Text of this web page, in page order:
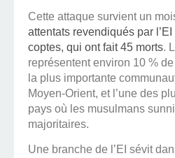
Cette attaque survient un
attentats revendiqués par
coptes, qui ont fait 45 morts.
représentent environ 10 %
la plus importante
Moyen-Orient, et l’une des
pays où les musulmans
majoritaires.
Une branche de l’EI sévit